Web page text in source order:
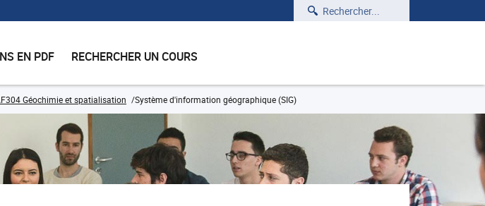
Rechercher
EN PDF RECHERCHER UN COURS
Géochimie et spatialisation Système d'information géographique (SIG)